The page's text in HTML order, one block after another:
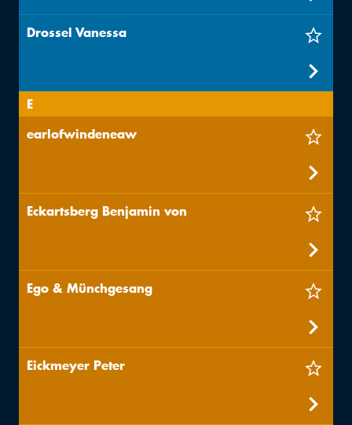
Drossel Vanessa
E
earlofwindeneaw
Eckartsberg Benjamin von
Ego & Münchgesang
Eickmeyer Peter